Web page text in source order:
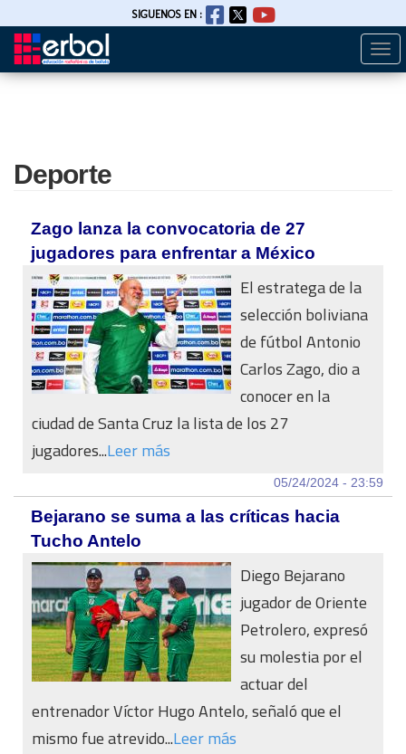
Pasar
SIGUENOS EN :
Deporte
Zago lanza la convocatoria de 27
jugadores para enfrentar a México
El estratega de la
selección boliviana
de fútbol Antonio
Carlos Zago, dio a
conocer en la
ciudad de Santa Cruz la lista de los 27
jugadores...Leer más
05/24/2024 - 23:59
Bejarano se suma a las críticas hacia
Tucho Antelo
Diego Bejarano
jugador de Oriente
Petrolero, expresó
su molestia por el
actuar del
entrenador Víctor Hugo Antelo, señaló que el
mismo fue atrevido...Leer más